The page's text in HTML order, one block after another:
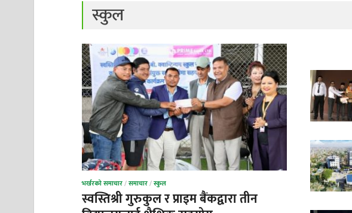
स्कुल
भर्खरको समाचार/समाचार/स्कुल
स्वस्तिश्री गुरुकुल र प्राइम बैंकद्वारा तीन